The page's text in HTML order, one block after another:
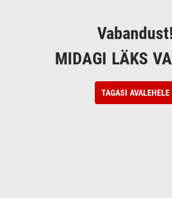
Vabandust!
MIDAGI LÄKS
TAGASI AVALEHELE